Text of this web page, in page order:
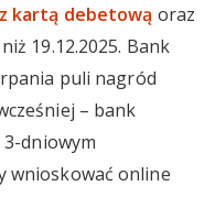
kartą debetową oraz
19.12.2025. Bank
puli nagród
– bank
dniowym
wnioskować online